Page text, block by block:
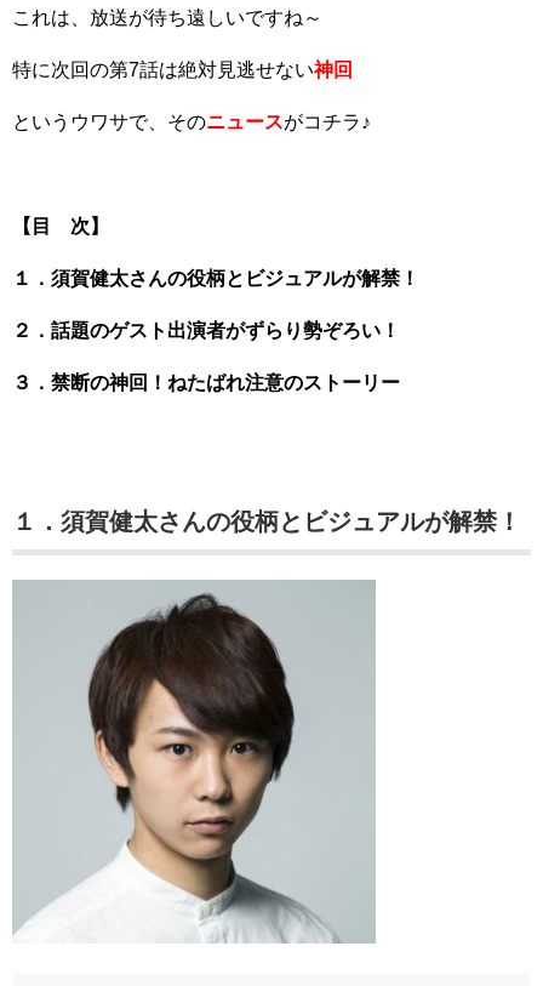
これは、放送が待ち遠しいですね～
特に次回の第7話は絶対見逃せない神回
というウワサで、そのニュースがコチラ♪
【目 次】
１．須賀健太さんの役柄とビジュアルが解禁！
２．話題のゲスト出演者がずらり勢ぞろい！
３．禁断の神回！ねたばれ注意のストーリー
１．須賀健太さんの役柄とビジュアルが解禁！